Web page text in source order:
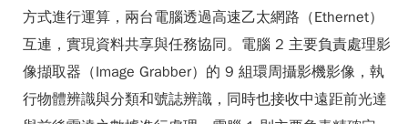
方式進行運算，兩台電腦透過高速乙太網路（Ethernet）
互連，實現資料共享與任務協同。電腦 2 主要負責處理影
像擷取器（Image Grabber）的 9 組環周攝影機影像，執
行物體辨識與分類和號誌辨識，同時也接收中遠距前光達